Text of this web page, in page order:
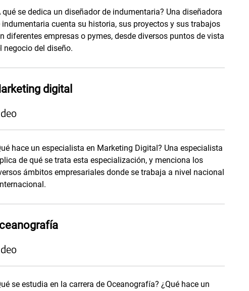
qué se dedica un diseñador de indumentaria? Una diseñadora
indumentaria cuenta su historia, sus proyectos y sus trabajos
diferentes empresas o pymes, desde diversos puntos de vista
negocio del diseño.
digital
hace un especialista en Marketing Digital? Una especialista
de qué se trata esta especialización, y menciona los
ámbitos empresariales donde se trabaja a nivel nacional
se estudia en la carrera de Oceanografía? ¿Qué hace un